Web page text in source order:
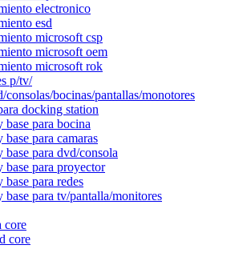
electronico
esd
microsoft csp
microsoft oem
microsoft rok
p/tv/
consolas/bocinas/pantallas/monotores
docking station
base para bocina
base para camaras
base para dvd/consola
base para proyector
base para redes
base para tv/pantalla/monitores
core
core